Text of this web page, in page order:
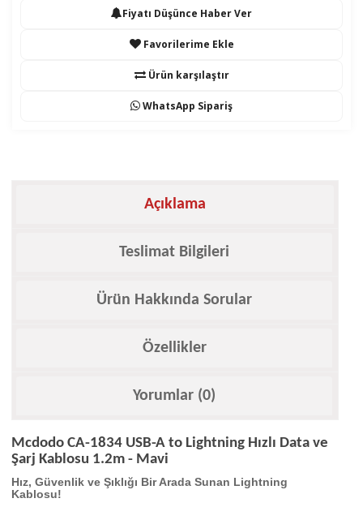
Fiyatı Düşünce Haber Ver
Favorilerime Ekle
Ürün karşılaştır
WhatsApp Sipariş
Açıklama
Teslimat Bilgileri
Ürün Hakkında Sorular
Özellikler
Yorumlar (0)
Mcdodo CA-1834 USB-A to Lightning Hızlı Data ve
Şarj Kablosu 1.2m - Mavi
Hız, Güvenlik ve Şıklığı Bir Arada Sunan Lightning
Kablosu!